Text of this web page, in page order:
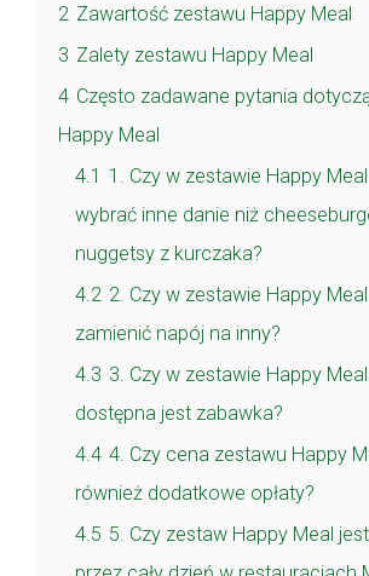
2 Zawartość zestawu Happy Meal
3 Zalety zestawu Happy Meal
4 Często zadawane pytania
Happy Meal
4.1 1. Czy w zestawie Happy
wybrać inne danie niż
nuggetsy z kurczaka?
4.2 2. Czy w zestawie Happy
zamienić napój na inny?
4.3 3. Czy w zestawie Happy
dostępna jest zabawka?
4.4 4. Czy cena zestawu Happy
również dodatkowe opłaty?
4.5 5. Czy zestaw Happy Meal